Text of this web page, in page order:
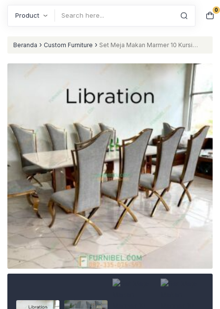
0
Beranda › Custom Furniture › Set Meja Makan Marmer 10 Kursi